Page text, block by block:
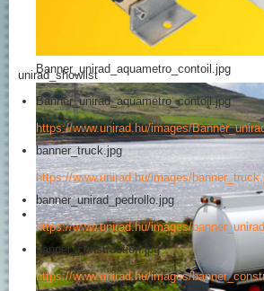
Banner_unirad_aquametro_contoil.jpg
unirad_showlist
Banner_unirad_aquametro_contoil.jpg
https://www.unirad.hu/images/
banner_truck.jpg
https://www.unirad.hu/images/
banner_unirad_pedrollo.jpg
https://www.unirad.hu/images/
banner_construction.jpg
https://www.unirad.hu/images/